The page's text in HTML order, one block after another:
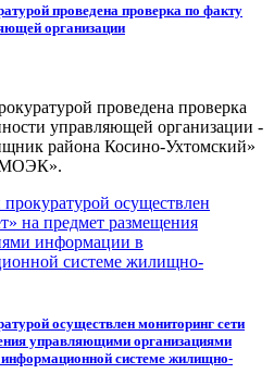
проведена проверка по факту
организации
проведена проверка
управляющей организации -
района Косино-Ухтомский»
осуществлен мониторинг сети
управляющими организациями
системе жилищно-